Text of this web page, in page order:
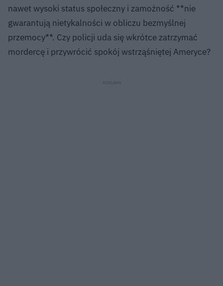
nawet wysoki status społeczny i zamożność **nie
gwarantują nietykalności w obliczu bezmyślnej
przemocy**. Czy policji uda się wkrótce zatrzymać
mordercę i przywrócić spokój wstrząśniętej Ameryce?